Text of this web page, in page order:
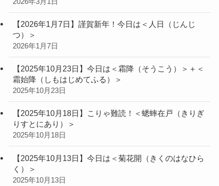
【2026年1月7日】謹賀新年！今日は＜人日（じんじ
つ）＞
2026年1月7日
【2025年10月23日】今日は＜霜降（そうこう）＞＋＜
霜始降（しもはじめてふる）＞
2025年10月23日
【2025年10月18日】こりゃ難読！＜蟋蟀在戸（きりぎ
りすとにあり）＞
2025年10月18日
【2025年10月13日】今日は＜菊花開（きくのはなひら
く）＞
2025年10月13日